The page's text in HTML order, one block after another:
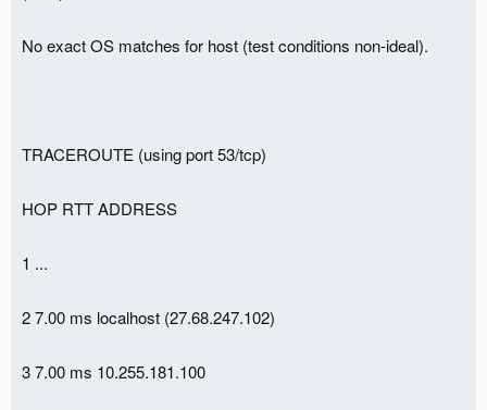
No exact OS matches for host (test conditions non-ideal).
TRACEROUTE (using port 53/tcp)
HOP RTT ADDRESS
1 ...
2 7.00 ms localhost (27.68.247.102)
3 7.00 ms 10.255.181.100